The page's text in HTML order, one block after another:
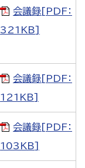
会議録[PDF：
321KB]
会議録[PDF：
121KB]
会議録[PDF：
103KB]